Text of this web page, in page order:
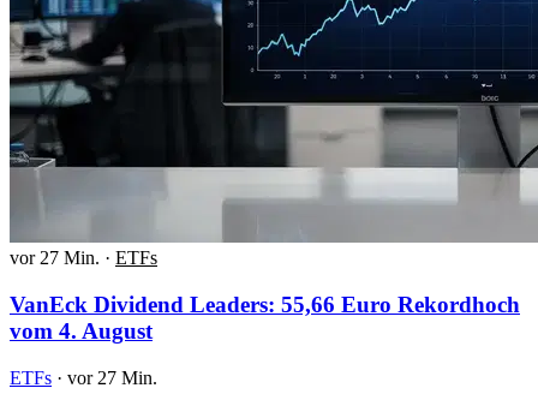
vor 27 Min. · ETFs
VanEck Dividend Leaders: 55,66 Euro Rekordhoch
vom 4. August
ETFs · vor 27 Min.